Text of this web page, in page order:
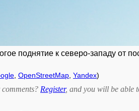
поднятие к северо-западу от
OpenStreetMap Yandex)
Register, and you will be able